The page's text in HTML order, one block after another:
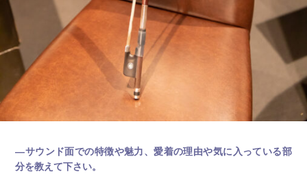
―サウンド面での特徴や魅力、愛着の理由や気に入っている部
分を教えて下さい。